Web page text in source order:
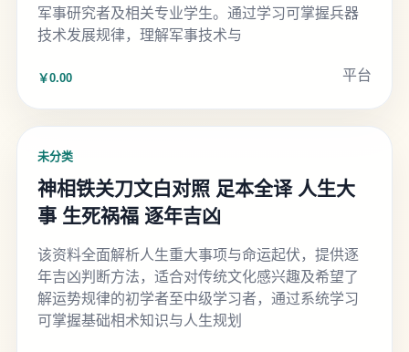
军事研究者及相关专业学生。通过学习可掌握兵器
技术发展规律，理解军事技术与
￥0.00 平台
未分类
神相铁关刀文白对照 足本全译 人生大
事 生死祸福 逐年吉凶
该资料全面解析人生重大事项与命运起伏，提供逐
年吉凶判断方法，适合对传统文化感兴趣及希望了
解运势规律的初学者至中级学习者，通过系统学习
可掌握基础相术知识与人生规划